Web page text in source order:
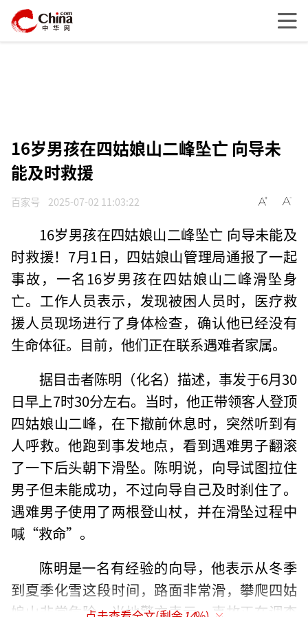
16岁男孩在四姑娘山二峰坠亡 向导未
能及时救援
百家号 2025-07-02 11:03:22
16岁男孩在四姑娘山二峰坠亡 向导未能及
时救援！7月1日，四姑娘山管理局通报了一起
事故，一名16岁男孩在四姑娘山二峰滑坠身
亡。工作人员表示，发现被困人员时，医疗救
援人员现场进行了身体检查，确认他已经没有
生命体征。目前，他们正在联系遇难者家属。
据目击者陈明（化名）描述，事发于6月30
日早上7时30分左右。当时，他正带领客人登顶
四姑娘山二峰，在下撤前休息时，突然听到有
人呼救。他跑到事发地点，看到遇难男子翻滚
了一下后头朝下滑坠。陈明说，向导试图拉住
男子但未能成功，不过向导自己及时刹住了。
遇难男子使用了两根登山杖，并在滑坠过程中
喊“救命”。
陈明是一名有经验的向导，他表示从冬季
到夏季化雪这段时间，路面非常滑，攀爬四姑
娘山非常危险。当地警方表示，事故正在调查